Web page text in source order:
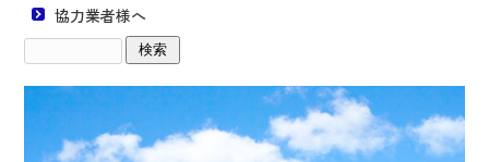
協力業者様へ
サ
イ
ト